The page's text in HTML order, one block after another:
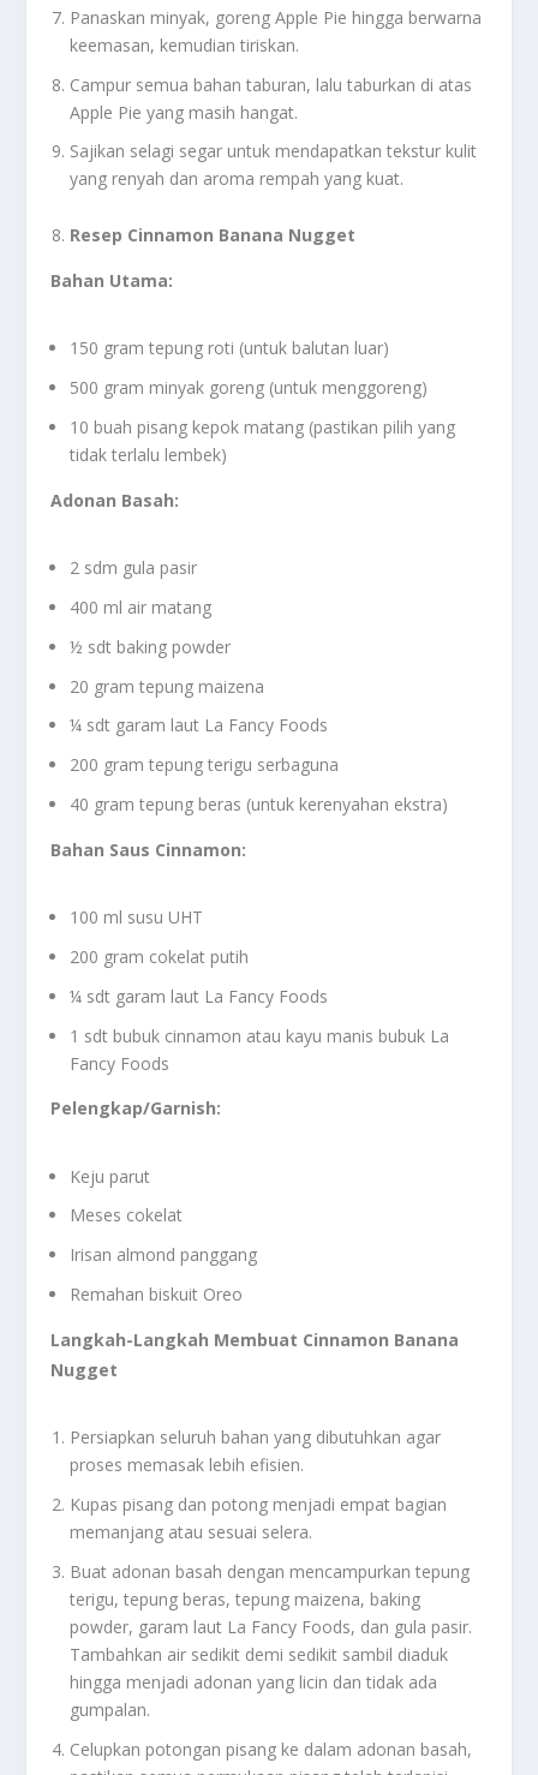
Panaskan minyak, goreng Apple Pie hingga berwarna
keemasan, kemudian tiriskan.
Campur semua bahan taburan, lalu taburkan di atas
Apple Pie yang masih hangat.
Sajikan selagi segar untuk mendapatkan tekstur kulit
yang renyah dan aroma rempah yang kuat.
Resep Cinnamon Banana Nugget
Bahan Utama:
150 gram tepung roti (untuk balutan luar)
500 gram minyak goreng (untuk menggoreng)
10 buah pisang kepok matang (pastikan pilih yang
tidak terlalu lembek)
Adonan Basah:
2 sdm gula pasir
400 ml air matang
½ sdt baking powder
20 gram tepung maizena
¼ sdt garam laut La Fancy Foods
200 gram tepung terigu serbaguna
40 gram tepung beras (untuk kerenyahan ekstra)
Bahan Saus Cinnamon:
100 ml susu UHT
200 gram cokelat putih
¼ sdt garam laut La Fancy Foods
1 sdt bubuk cinnamon atau kayu manis bubuk La
Fancy Foods
Pelengkap/Garnish:
Keju parut
Meses cokelat
Irisan almond panggang
Remahan biskuit Oreo
Langkah-Langkah Membuat Cinnamon Banana
Nugget
Persiapkan seluruh bahan yang dibutuhkan agar
proses memasak lebih efisien.
Kupas pisang dan potong menjadi empat bagian
memanjang atau sesuai selera.
Buat adonan basah dengan mencampurkan tepung
terigu, tepung beras, tepung maizena, baking
powder, garam laut La Fancy Foods, dan gula pasir.
Tambahkan air sedikit demi sedikit sambil diaduk
hingga menjadi adonan yang licin dan tidak ada
gumpalan.
Celupkan potongan pisang ke dalam adonan basah,